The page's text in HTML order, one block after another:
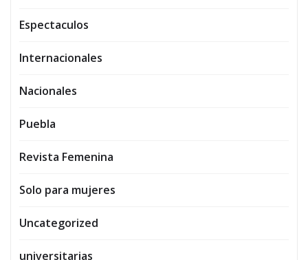
Espectaculos
Internacionales
Nacionales
Puebla
Revista Femenina
Solo para mujeres
Uncategorized
universitarias